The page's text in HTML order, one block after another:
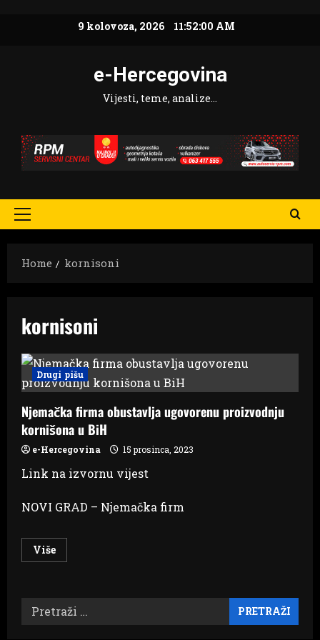
9 kolovoza, 2026 11:52:01 AM
e-Hercegovina
Vijesti, teme, analize…
Primary
Home
kornisoni
kornisoni
Drugi pišu
Njemačka firma obustavlja ugovorenu proizvodnju
kornišona u BiH
e-Hercegovina 15 prosinca, 2023
Link na izvornu vijest
NOVI GRAD – Njemačka firm
VišeRead
more
obustavlja
ugovorenu
proizvodnju
kornišona
Pretraži: